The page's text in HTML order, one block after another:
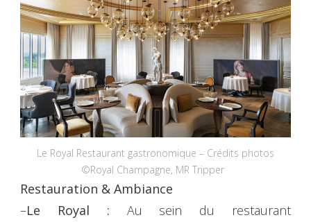
Le Royal Restaurant gastronomique – Crédits photos
©Royal Champagne, MR Tripper
Restauration & Ambiance
–Le Royal : Au sein du restaurant